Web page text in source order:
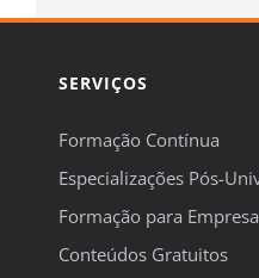
SERVIÇOS
Formação Contínua
Especializações Pós-
Formação para
Conteúdos Gratuitos